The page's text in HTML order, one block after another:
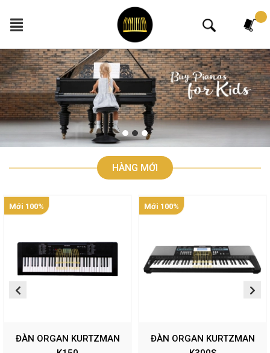
HÀNG MỚI
Mới 100%
ĐÀN ORGAN KURTZMAN
Mới 100%
ĐÀN ORGAN KURTZMAN